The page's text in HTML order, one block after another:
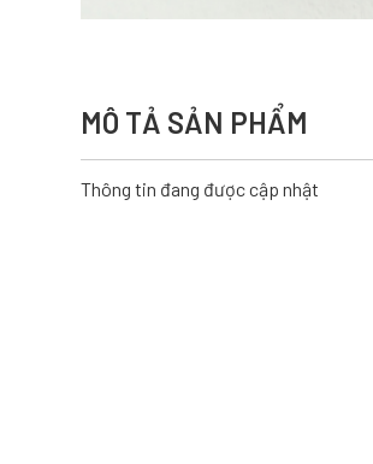
MÔ TẢ SẢN PHẨM
Thông tin đang được cập nhật